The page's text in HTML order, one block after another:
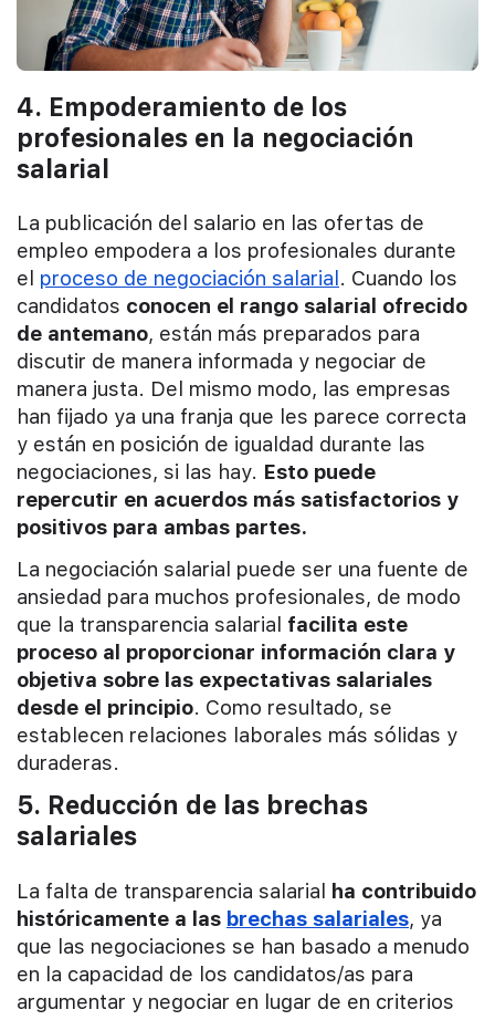
4. Empoderamiento de los
profesionales en la negociación
salarial
La publicación del salario en las ofertas de
empleo empodera a los profesionales durante
el proceso de negociación salarial . Cuando los
candidatos conocen el rango salarial ofrecido
de antemano, están más preparados para
discutir de manera informada y negociar de
manera justa. Del mismo modo, las empresas
han fijado ya una franja que les parece correcta
y están en posición de igualdad durante las
negociaciones, si las hay. Esto puede
repercutir en acuerdos más satisfactorios y
positivos para ambas partes.
La negociación salarial puede ser una fuente de
ansiedad para muchos profesionales, de modo
que la transparencia salarial facilita este
proceso al proporcionar información clara y
objetiva sobre las expectativas salariales
desde el principio. Como resultado, se
establecen relaciones laborales más sólidas y
duraderas.
5. Reducción de las brechas
salariales
La falta de transparencia salarial
ha contribuido
históricamente a las brechas salariales, ya
que las negociaciones se han basado a menudo
en la capacidad de los candidatos/as para
argumentar y negociar en lugar de en criterios